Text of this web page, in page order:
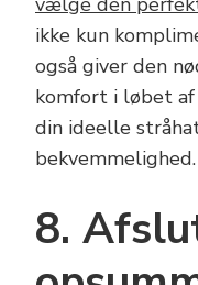
ikke kun
også giver den
komfort i løbet af
din ideelle
bekvemmelighed.
8.